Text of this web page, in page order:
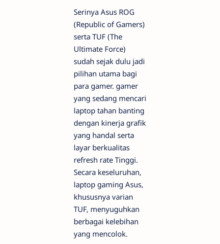
Serinya Asus ROG
(Republic of Gamers)
serta TUF (The
Ultimate Force)
sudah sejak dulu jadi
pilihan utama bagi
para gamer. gamer
yang sedang mencari
laptop tahan banting
dengan kinerja grafik
yang handal serta
layar berkualitas
refresh rate Tinggi.
Secara keseluruhan,
laptop gaming Asus,
khususnya varian
TUF, menyuguhkan
berbagai kelebihan
yang mencolok.